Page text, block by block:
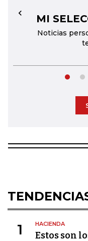
MI
Noticias
←
1 HACIENDA
Estos son